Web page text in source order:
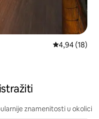
Prosječna
4,94 (18)
znamenitosti u okolici